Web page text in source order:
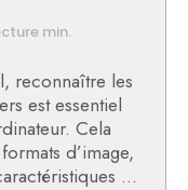
min.
reconnaître les
est essentiel
Cela
d’image,
...